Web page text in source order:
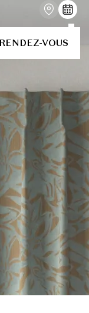
VOUS